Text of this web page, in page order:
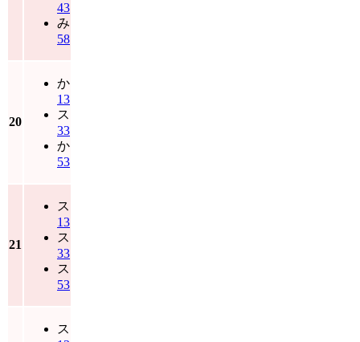
43
み
58
20
か
13
ス
33
か
53
21
ス
13
ス
33
ス
53
ス